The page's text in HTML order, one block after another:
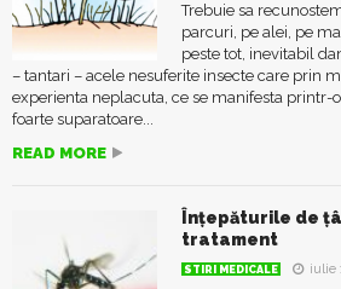
Trebuie sa
parcuri, pe alei, pe
peste tot, inevitabil
– tantari – acele nesuferite insecte care prin
experienta neplacuta, ce se manifesta printr-
foarte suparatoare...
READ MORE
Înțepăturile de
tratament
STIRI MEDICALE iulie